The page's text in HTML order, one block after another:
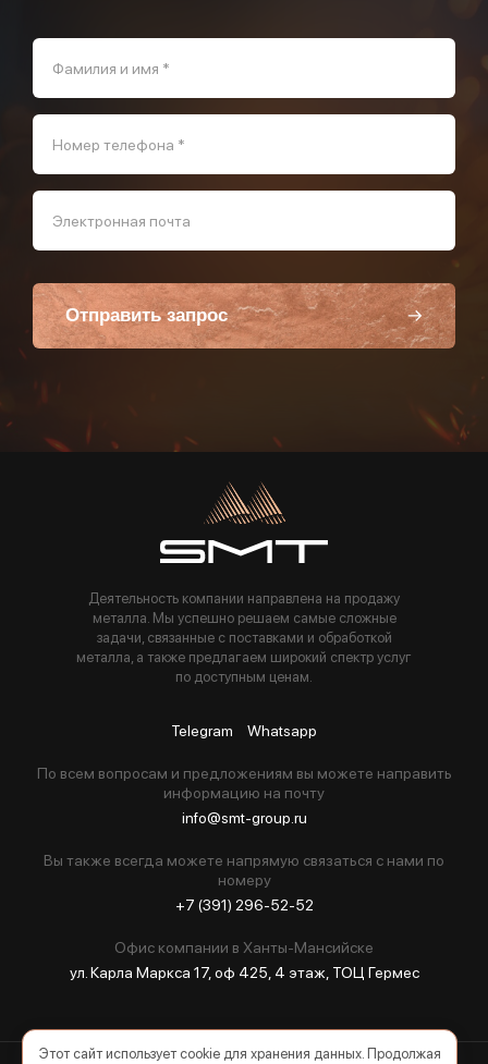
Фамилия и имя *
Номер телефона *
Электронная почта
Отправить запрос
Пользуясь данной формой вы соглашаетесь с политикой компании
Деятельность компании направлена на продажу
металла. Мы успешно решаем самые сложные
задачи, связанные с поставками и обработкой
металла, а также предлагаем широкий спектр услуг
по доступным ценам.
Telegram Whatsapp
По всем вопросам и предложениям вы можете направить
информацию на почту
info@smt-group.ru
Вы также всегда можете напрямую связаться с нами по
номеру
+7 (391) 296-52-52
Офис компании в Ханты-Мансийске
ул. Карла Маркса 17, оф 425, 4 этаж, ТОЦ Гермес
Этот сайт использует cookie для хранения данных. Продолжая